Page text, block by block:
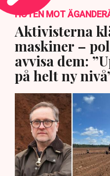
HOTEN MOT
Aktivisterna
maskiner –
avvisa dem:
på helt ny